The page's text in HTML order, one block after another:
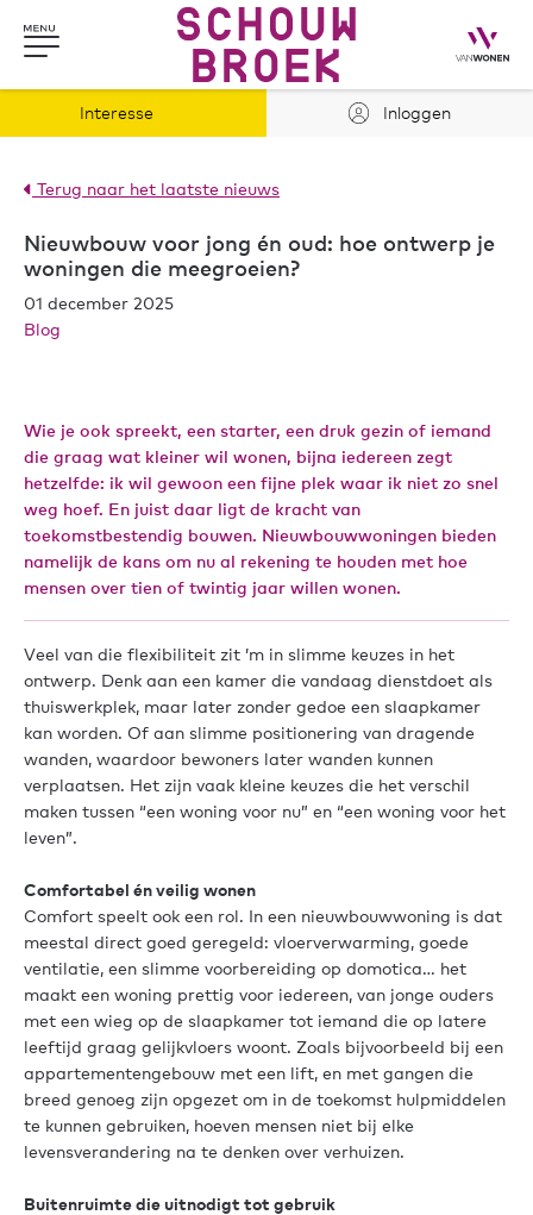
Interesse Inloggen
Terug naar het laatste nieuws
Nieuwbouw voor jong én oud: hoe ontwerp je
woningen die meegroeien?
01 december 2025
Blog
Wie je ook spreekt, een starter, een druk gezin of iemand
die graag wat kleiner wil wonen, bijna iedereen zegt
hetzelfde: ik wil gewoon een fijne plek waar ik niet zo snel
weg hoef. En juist daar ligt de kracht van
toekomstbestendig bouwen. Nieuwbouwwoningen bieden
namelijk de kans om nu al rekening te houden met hoe
mensen over tien of twintig jaar willen wonen.
Veel van die flexibiliteit zit ’m in slimme keuzes in het
ontwerp. Denk aan een kamer die vandaag dienstdoet als
thuiswerkplek, maar later zonder gedoe een slaapkamer
kan worden. Of aan slimme positionering van dragende
wanden, waardoor bewoners later wanden kunnen
verplaatsen. Het zijn vaak kleine keuzes die het verschil
maken tussen “een woning voor nu” en “een woning voor het
leven”.
Comfortabel én veilig wonen
Comfort speelt ook een rol. In een nieuwbouwwoning is dat
meestal direct goed geregeld: vloerverwarming, goede
ventilatie, een slimme voorbereiding op domotica… het
maakt een woning prettig voor iedereen, van jonge ouders
met een wieg op de slaapkamer tot iemand die op latere
leeftijd graag gelijkvloers woont. Zoals bijvoorbeeld bij een
appartementengebouw met een lift, en met gangen die
breed genoeg zijn opgezet om in de toekomst hulpmiddelen
te kunnen gebruiken, hoeven mensen niet bij elke
levensverandering na te denken over verhuizen.
Buitenruimte die uitnodigt tot gebruik